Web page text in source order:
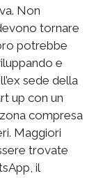
Non
tornare
potrebbe
e
sede della
up con un
compresa
Maggiori
trovate
il